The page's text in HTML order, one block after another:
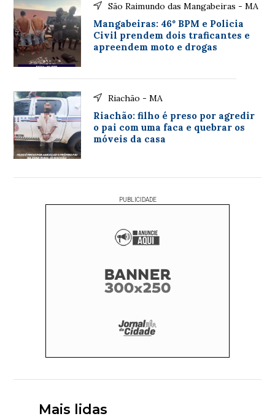
São Raimundo das Mangabeiras - MA
Mangabeiras: 46º BPM e Policia
Civil prendem dois traficantes e
apreendem moto e drogas
Riachão - MA
Riachão: filho é preso por agredir
o pai com uma faca e quebrar os
móveis da casa
PUBLICIDADE
Mais lidas